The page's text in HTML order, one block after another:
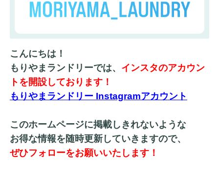
こんにちは！
もりやまランドリーでは、 インスタのアカウン
トを開設しております！
もりやまランドリー Instagramアカウント
このホームページに掲載しきれないような
お得な情報を随時更新していきますので、
ぜひフォローをお願いいたします！